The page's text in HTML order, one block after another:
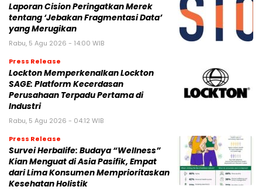
Laporan Cision Peringatkan Merek
tentang ‘Jebakan Fragmentasi Data’
yang Merugikan
Rabu, 5 Agu 2026 - 14:00 WIB
Press Release
Lockton Memperkenalkan Lockton
SAGE: Platform Kecerdasan
Perusahaan Terpadu Pertama di
Industri
Rabu, 5 Agu 2026 - 04:12 WIB
Press Release
Survei Herbalife: Budaya “Wellness”
Kian Menguat di Asia Pasifik, Empat
dari Lima Konsumen Memprioritaskan
Kesehatan Holistik